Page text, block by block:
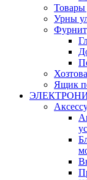
Товары
Урны
Ящик